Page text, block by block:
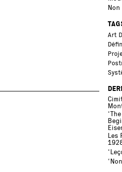
Art
Les